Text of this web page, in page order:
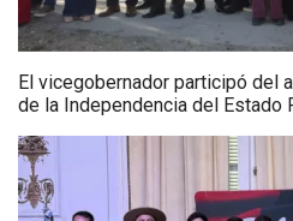
El vicegobernador participó del
de la Independencia del Estado